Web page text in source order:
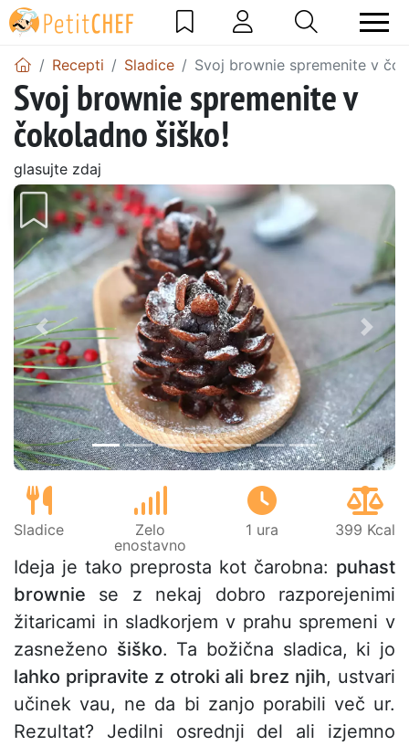
Recepti Sladice Svoj brownie spremenite v
Svoj brownie spremenite v
čokoladno šiško!
glasujte zdaj
Prejšnji
Sladice
Zelo
enostavno
1 ura 399 Kcal
Ideja je tako preprosta kot čarobna: puhast
brownie se z nekaj dobro razporejenimi
žitaricami in sladkorjem v prahu spremeni v
zasneženo šiško. Ta božična sladica, ki jo
lahko pripravite z otroki ali brez njih, ustvari
učinek vau, ne da bi zanjo porabili več ur.
Rezultat? Jedilni osrednji del ali izjemno